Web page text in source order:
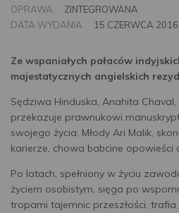
OPRAWA:
ZINTEGROWANA
DATA WYDANIA:
15 CZERWCA 2016
Ze wspaniałych pałaców
majestatycznych angielskich
Sędziwa Hinduska, Anahita
przekazuje prawnukowi
swojego życia. Młody Ari Malik,
karierze, chowa babcine opowieści
Po latach, spełniony w życiu
życiem osobistym, sięga po
tropami tajemnic przeszłości,